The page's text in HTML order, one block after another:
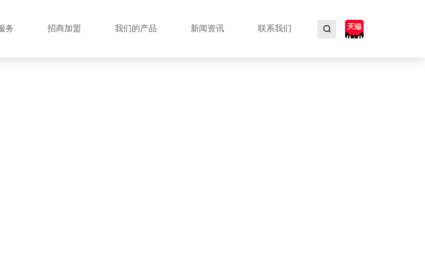
务 招商加盟 我们的产品 新闻资讯 联系我们